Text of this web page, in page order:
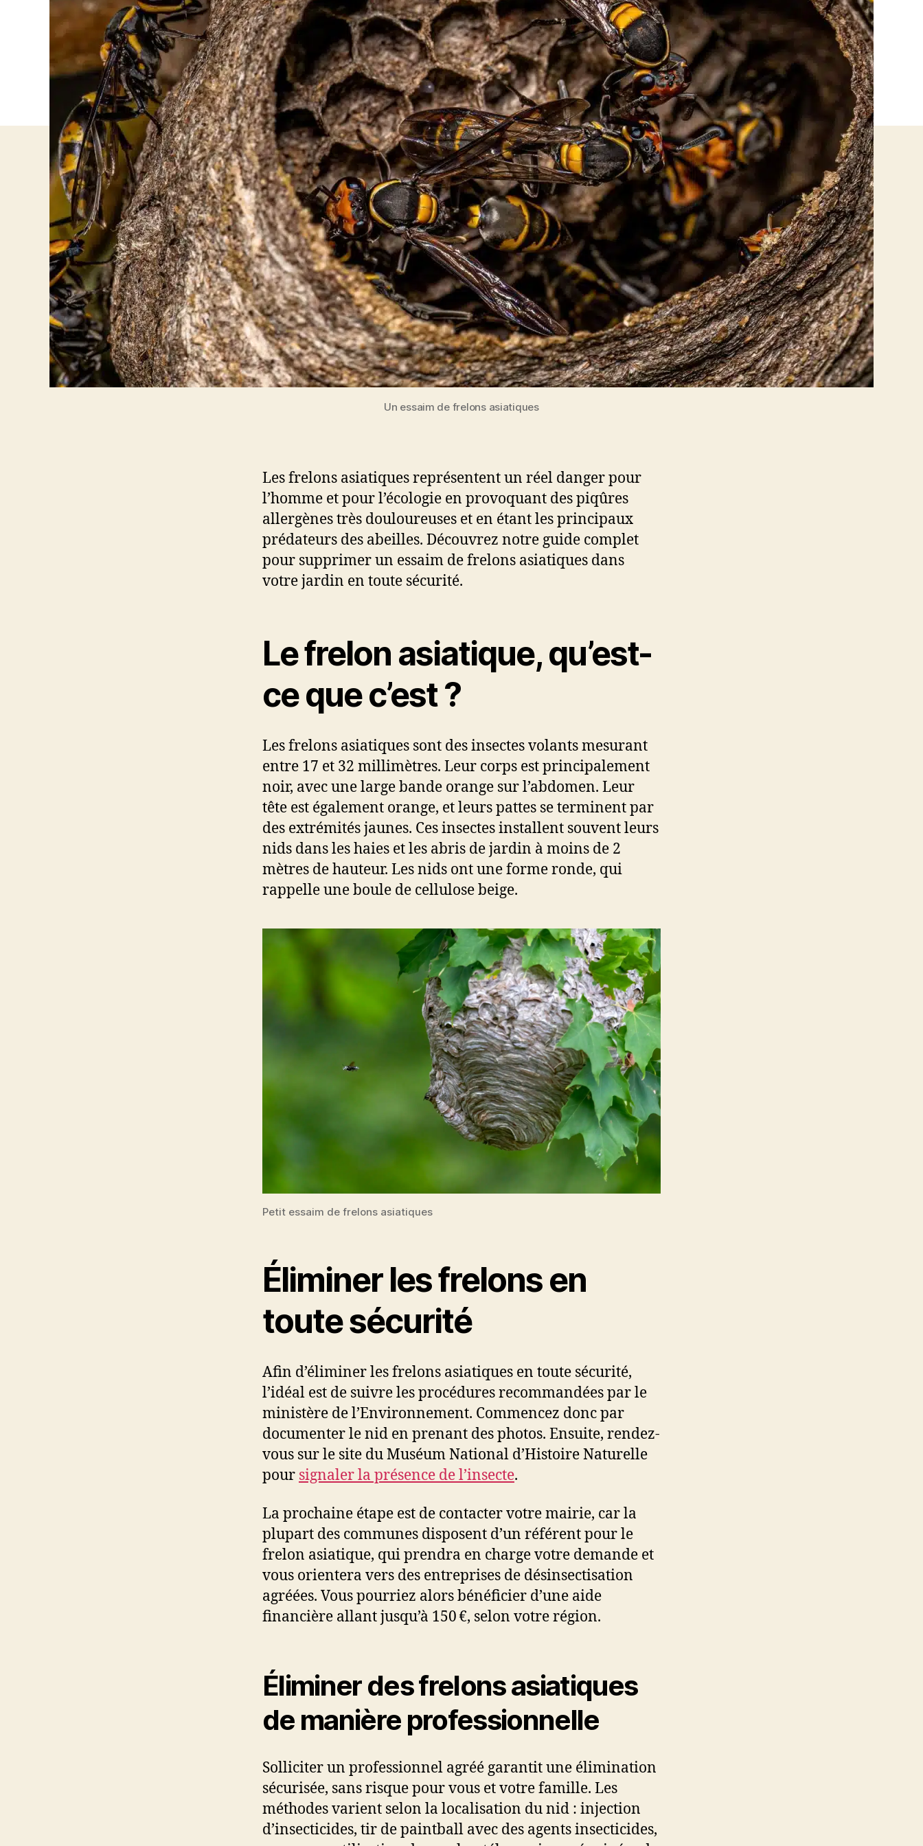
Un essaim de frelons asiatiques
Les frelons asiatiques représentent un réel danger pour
l’homme et pour l’écologie en provoquant des piqûres
allergènes très douloureuses et en étant les principaux
prédateurs des abeilles. Découvrez notre guide complet
pour supprimer un essaim de frelons asiatiques dans
votre jardin en toute sécurité.
Le frelon asiatique, qu’est-
ce que c’est ?
Les frelons asiatiques sont des insectes volants mesurant
entre 17 et 32 millimètres. Leur corps est principalement
noir, avec une large bande orange sur l’abdomen. Leur
tête est également orange, et leurs pattes se terminent par
des extrémités jaunes. Ces insectes installent souvent leurs
nids dans les haies et les abris de jardin à moins de 2
mètres de hauteur. Les nids ont une forme ronde, qui
rappelle une boule de cellulose beige.
Petit essaim de frelons asiatiques
Éliminer les frelons en
toute sécurité
Afin d’éliminer les frelons asiatiques en toute sécurité,
l’idéal est de suivre les procédures recommandées par le
ministère de l’Environnement. Commencez donc par
documenter le nid en prenant des photos. Ensuite, rendez-
vous sur le site du Muséum National d’Histoire Naturelle
pour signaler la présence de l’insecte.
La prochaine étape est de contacter votre mairie, car la
plupart des communes disposent d’un référent pour le
frelon asiatique, qui prendra en charge votre demande et
vous orientera vers des entreprises de désinsectisation
agréées. Vous pourriez alors bénéficier d’une aide
financière allant jusqu’à 150 €, selon votre région.
Éliminer des frelons asiatiques
de manière professionnelle
Solliciter un professionnel agréé garantit une élimination
sécurisée, sans risque pour vous et votre famille. Les
méthodes varient selon la localisation du nid : injection
d’insecticides, tir de paintball avec des agents insecticides,